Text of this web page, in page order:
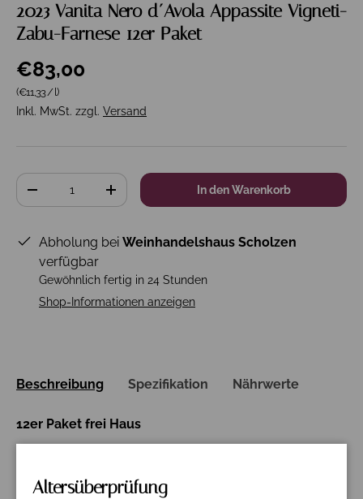
2023 Vanita Nero d´Avola Appassite Vigneti-
Zabu-Farnese 12er Paket
€83,00
Grundpreis
(€11,33/l)
Inkl. MwSt. zzgl. Versand
Anzahl
+ In den Warenkorb
Abholung bei Weinhandelshaus Scholzen
verfügbar
Gewöhnlich fertig in 24 Stunden
Shop-Informationen anzeigen
Beschreibung Spezifikation Nährwerte
12er Paket frei Haus
lang an der Rebe getrocknet sind. Dies erhöht die
Geschmeidigkeit und Komplexität des Weins. Die
Altersüberprüfung